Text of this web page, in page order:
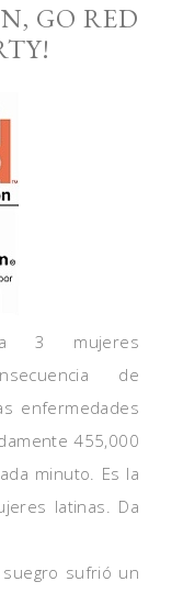
GO RED
3 mujeres
de
enfermedades
455,000
minuto. Es la
latinas. Da
sufrió un